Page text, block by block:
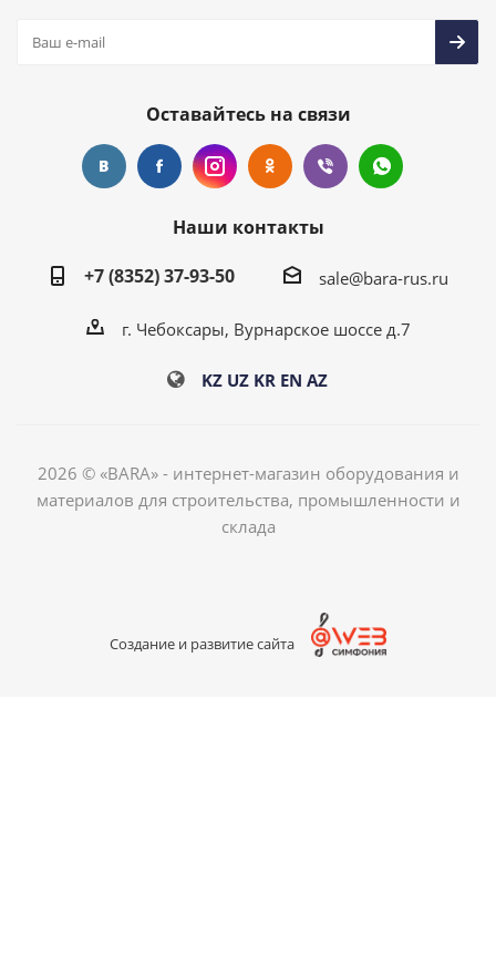
Оставайтесь на связи
Наши контакты
+7 (8352) 37-93-50
sale@bara-rus.ru
г. Чебоксары, Вурнарское шоссе д.7
KZ UZ KR EN AZ
2026 © «BARA» - интернет-магазин оборудования и
материалов для строительства, промышленности и
склада
Создание и развитие сайта